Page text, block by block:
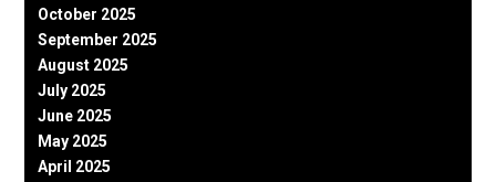
October 2025
September 2025
August 2025
July 2025
June 2025
May 2025
April 2025